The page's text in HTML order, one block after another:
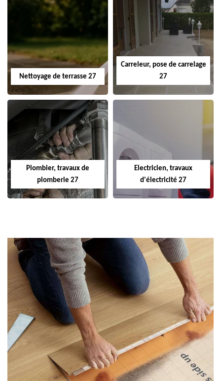
Nettoyage de terrasse 27
Carreleur, pose de carrelage
27
Plombier, travaux de
plomberie 27
Electricien, travaux
d'électricité 27